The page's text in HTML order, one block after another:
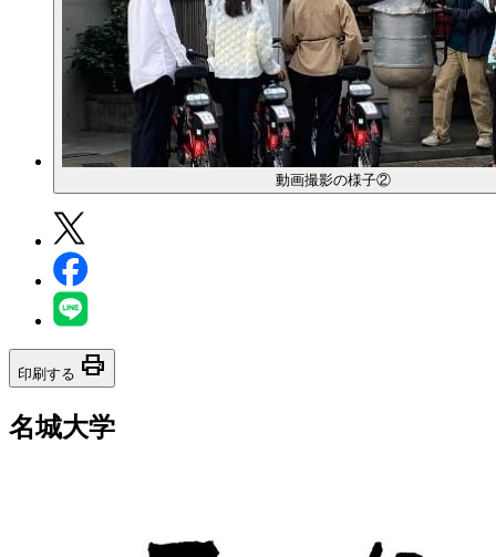
動画撮影の様子②
印刷する print
名城大学